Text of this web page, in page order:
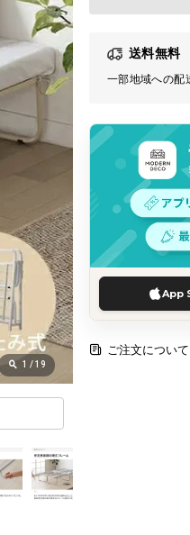
送料無料
一部地域への配
App
ご注文について
1 /19